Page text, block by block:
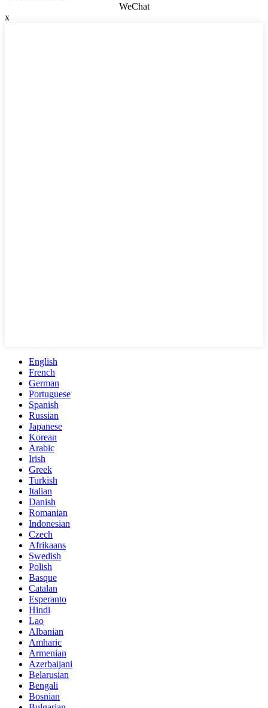
WeChat
x
English
French
German
Portuguese
Spanish
Russian
Japanese
Korean
Arabic
Irish
Greek
Turkish
Italian
Danish
Romanian
Indonesian
Czech
Afrikaans
Swedish
Polish
Basque
Catalan
Esperanto
Hindi
Lao
Albanian
Amharic
Armenian
Azerbaijani
Belarusian
Bengali
Bosnian